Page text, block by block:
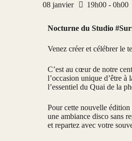
08 janvier 19h00 - 0h00
Nocturne du Studio
Venez créer et célébrer le
C’est au cœur de notre
l’occasion unique d’être
l’essentiel du Quai de la
Pour cette nouvelle
une ambiance disco sans
et repartez avec votre